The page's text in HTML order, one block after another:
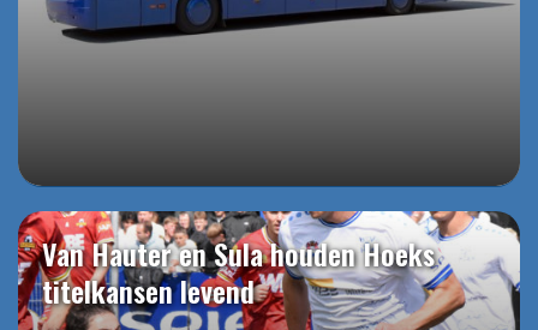
Van Hauter en Sula houden Hoeks
titelkansen levend